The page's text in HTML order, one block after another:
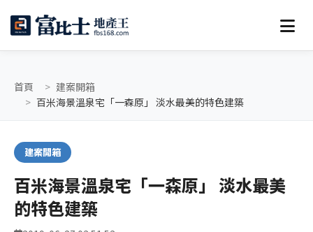
首頁
建案開箱
百米海景溫泉宅「一森原」 淡水最美的特色建築
建案開箱
百米海景溫泉宅「一森原」 淡水最美
的特色建築